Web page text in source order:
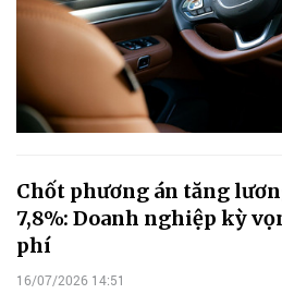
Chốt phương án tăng
7,8%: Doanh nghiệp kỳ
phí
16/07/2026 14:51